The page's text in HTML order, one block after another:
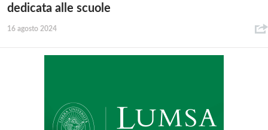
dedicata alle scuole
16 agosto 2024